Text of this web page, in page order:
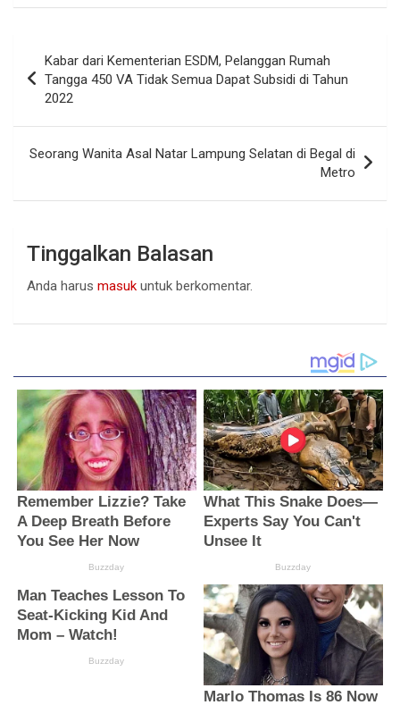
pos
Kabar dari Kementerian ESDM, Pelanggan Rumah
Tangga 450 VA Tidak Semua Dapat Subsidi di Tahun
2022
Seorang Wanita Asal Natar Lampung Selatan di Begal di
Metro
Tinggalkan Balasan
Anda harus masuk untuk berkomentar.